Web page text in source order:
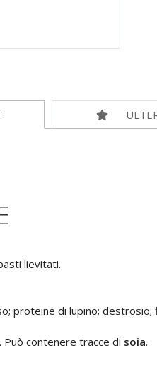
lievitati.
proteine di lupino;
. Può contenere tracce di soia.